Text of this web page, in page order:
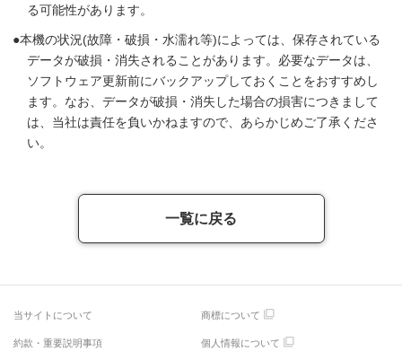
る可能性があります。
本機の状況(故障・破損・水濡れ等)によっては、保存されている
データが破損・消失されることがあります。必要なデータは、
ソフトウェア更新前にバックアップしておくことをおすすめし
ます。なお、データが破損・消失した場合の損害につきまして
は、当社は責任を負いかねますので、あらかじめご了承くださ
い。
一覧に戻る
当サイトについて 商標について
約款・重要説明事項 個人情報について